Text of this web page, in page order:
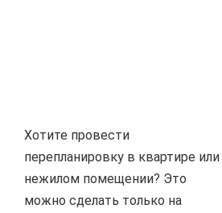
Хотите провести
перепланировку в квартире или
нежилом помещении? Это
можно сделать только на